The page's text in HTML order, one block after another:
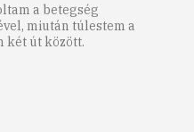
a betegség
miután túlestem a
két út között.